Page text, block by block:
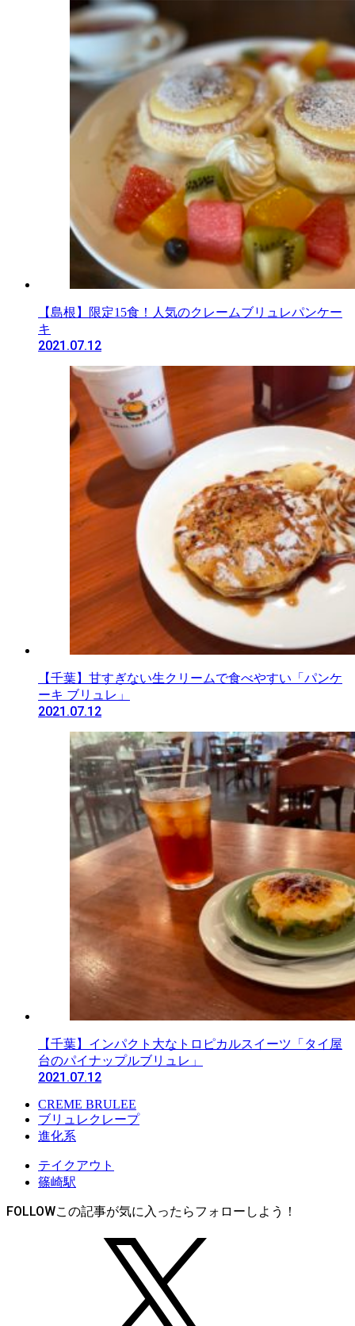
【島根】限定15食！人気のクレームブリュレパンケー
キ
2021.07.12
【千葉】甘すぎない生クリームで食べやすい「パンケ
ーキ ブリュレ」
2021.07.12
【千葉】インパクト大なトロピカルスイーツ「タイ屋
台のパイナップルブリュレ」
2021.07.12
CREME BRULEE
ブリュレクレープ
進化系
テイクアウト
篠崎駅
FOLLOW